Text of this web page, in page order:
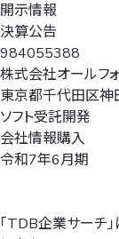
開示情報
決算公告
984055388
株式会社オールフ
東京都千代田区神
ソフト受託開発
会社情報購入
令和7年6月期
「TDB企業サーチ